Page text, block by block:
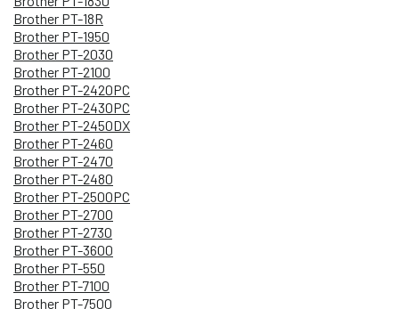
Brother PT-18R
Brother PT-1950
Brother PT-2030
Brother PT-2100
Brother PT-2420PC
Brother PT-2430PC
Brother PT-2450DX
Brother PT-2460
Brother PT-2470
Brother PT-2480
Brother PT-2500PC
Brother PT-2700
Brother PT-2730
Brother PT-3600
Brother PT-550
Brother PT-7100
Brother PT-7500